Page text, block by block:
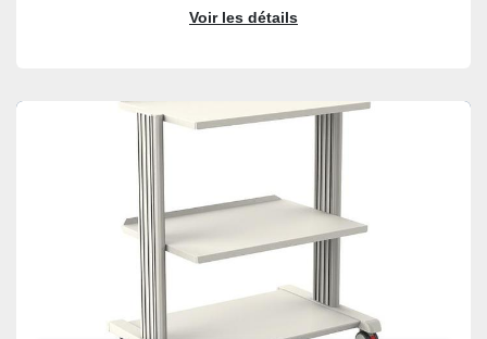
Voir les détails